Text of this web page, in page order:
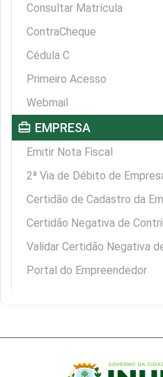
Consultar Matrícula
ContraCheque
Cédula C
Primeiro Acesso
Webmail
card_travel EMPRESA
Emitir Nota Fiscal
2ª Via de Débito de
Certidão de Cadastro da
Certidão Negativa de
Validar Certidão Negativa
Portal do Empreendedor